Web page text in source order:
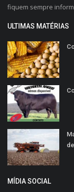
fiquem sempre
ULTIMAS MATÉRIAS
MÍDIA SOCIAL